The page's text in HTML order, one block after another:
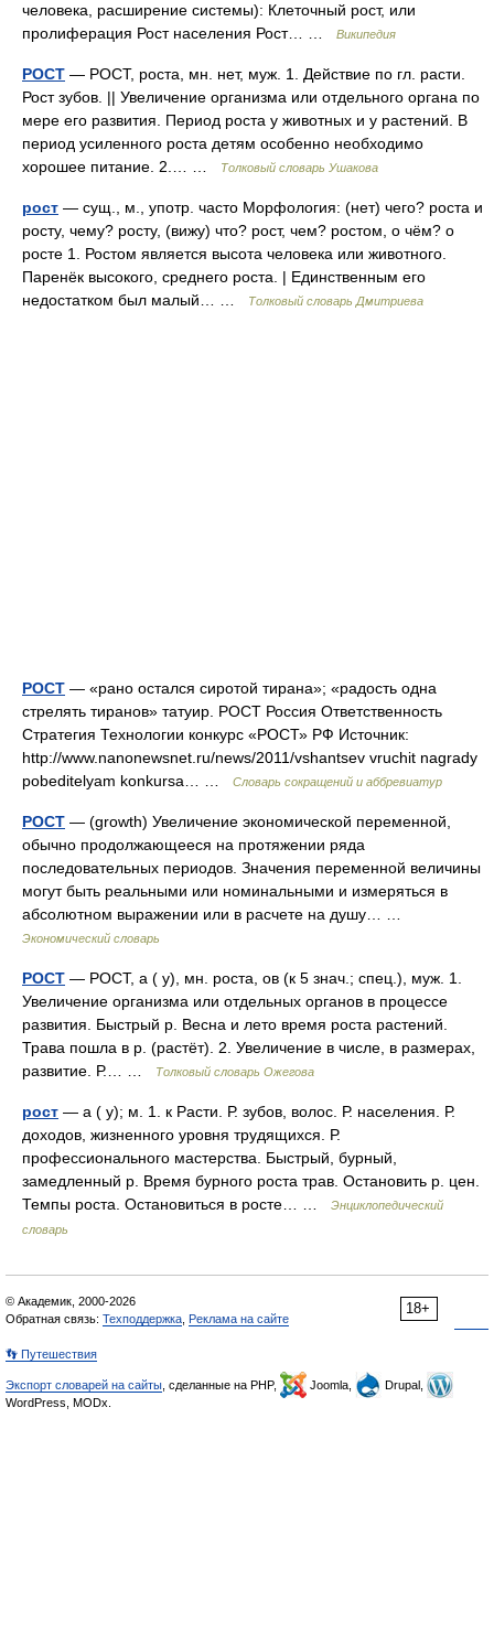
человека, расширение системы): Клеточный рост, или
пролиферация Рост населения Рост… …
Википедия
РОСТ — РОСТ, роста, мн. нет, муж. 1. Действие по гл. расти.
Рост зубов. || Увеличение организма или отдельного органа по
мере его развития. Период роста у животных и у растений. В
период усиленного роста детям особенно необходимо
хорошее питание. 2.… …
Толковый словарь Ушакова
рост — сущ., м., употр. часто Морфология: (нет) чего? роста и
росту, чему? росту, (вижу) что? рост, чем? ростом, о чём? о
росте 1. Ростом является высота человека или животного.
Паренёк высокого, среднего роста. | Единственным его
недостатком был малый… …
Толковый словарь Дмитриева
РОСТ — «рано остался сиротой тирана»; «радость одна
стрелять тиранов» татуир. РОСТ Россия Ответственность
Стратегия Технологии конкурс «РОСТ» РФ Источник:
http://www.nanonewsnet.ru/news/2011/vshantsev vruchit nagrady
pobeditelyam konkursa… …
Словарь сокращений и аббревиатур
РОСТ — (growth) Увеличение экономической переменной,
обычно продолжающееся на протяжении ряда
последовательных периодов. Значения переменной величины
могут быть реальными или номинальными и измеряться в
абсолютном выражении или в расчете на душу… …
Экономический словарь
РОСТ — РОСТ, а ( у), мн. роста, ов (к 5 знач.; спец.), муж. 1.
Увеличение организма или отдельных органов в процессе
развития. Быстрый р. Весна и лето время роста растений.
Трава пошла в р. (растёт). 2. Увеличение в числе, в размерах,
развитие. Р.… …
Толковый словарь Ожегова
рост — а ( у); м. 1. к Расти. Р. зубов, волос. Р. населения. Р.
доходов, жизненного уровня трудящихся. Р.
профессионального мастерства. Быстрый, бурный,
замедленный р. Время бурного роста трав. Остановить р. цен.
Темпы роста. Остановиться в росте… …
Энциклопедический
словарь
18+
© Академик, 2000-2026
Обратная связь: Техподдержка Реклама на сайте
👣 Путешествия
Экспорт словарей на сайты , сделанные на PHP, Joomla,
Drupal,
WordPress, MODx.